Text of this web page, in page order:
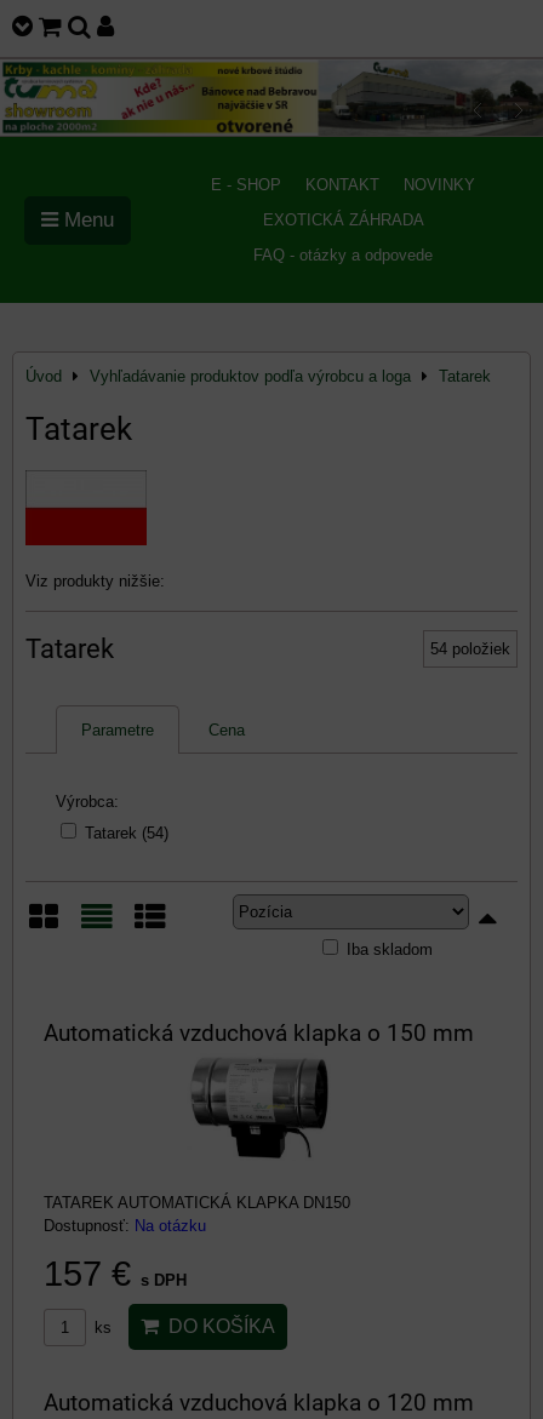
E - SHOP KONTAKT
NOVINKY
EXOTICKÁ ZÁHRADA
FAQ - otázky a odpovede
Menu
Úvod Vyhľadávanie produktov podľa výrobcu a loga Tatarek
Tatarek
Viz produkty nižšie:
Tatarek 54 položiek
Parametre Cena
Výrobca:
Tatarek (54)
Iba skladom
Automatická vzduchová klapka o 150 mm
TATAREK AUTOMATICKÁ KLAPKA DN150
Dostupnosť: Na otázku
157 € s DPH
ks DO KOŠÍKA
Automatická vzduchová klapka o 120 mm